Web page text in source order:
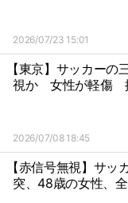
2026/07/23 15:01
【東京】サッカー
視か
女性が軽傷
2026/07/08 18:45
【赤信号無視】サ
突、48歳の女性、